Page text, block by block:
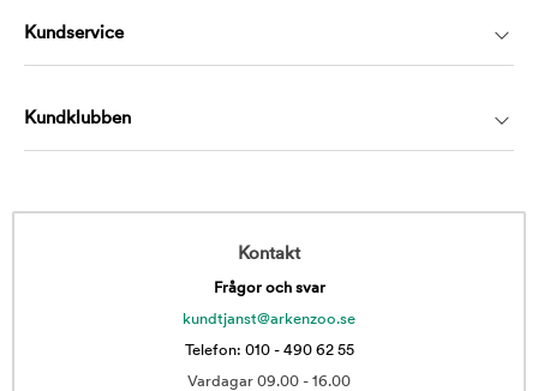
Kundservice
Kundklubben
Kontakt
Frågor och svar
kundtjanst@arkenzoo.se
Telefon: 010 - 490 62 55
Vardagar 09.00 - 16.00